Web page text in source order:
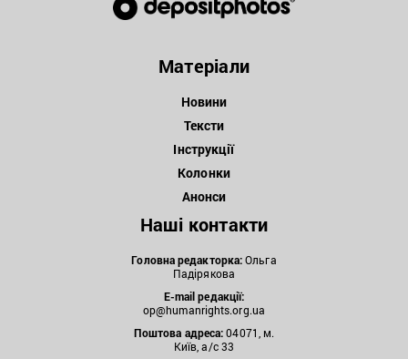
Матеріали
Новини
Тексти
Інструкції
Колонки
Анонси
Наші контакти
Головна редакторка:Ольга
Падірякова
E-mail редакції:
op@humanrights.org.ua
Поштова адреса:04071, м.
Київ, а/с 33